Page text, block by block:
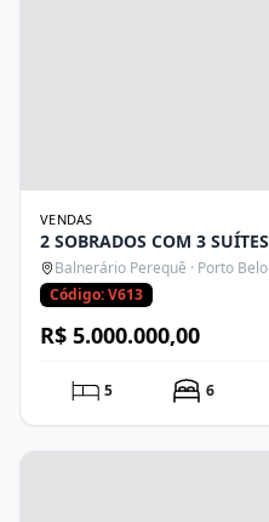
VENDAS
Balnerário Perequê · Porto Belo
Código: V613
R$ 5.000.000,00
5 6